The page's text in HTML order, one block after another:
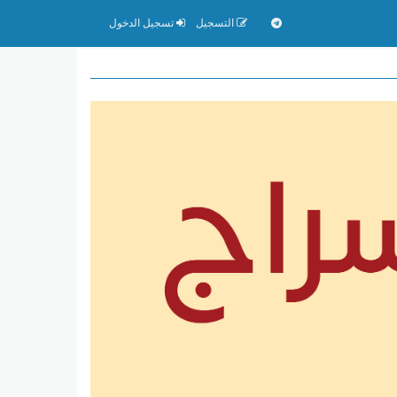
التسجيل تسجيل الدخول